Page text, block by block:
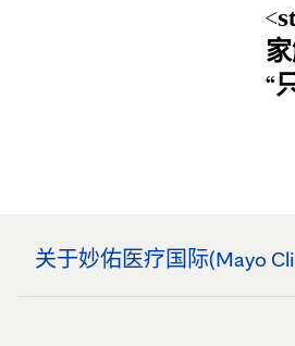
“
关于妙佑医疗国际(Mayo